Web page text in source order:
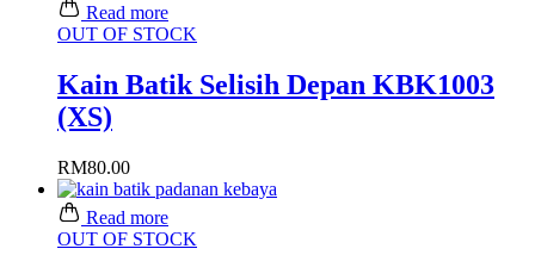
Read more
OUT OF STOCK
Kain Batik Selisih Depan KBK1003
(XS)
RM80.00
Read more
OUT OF STOCK